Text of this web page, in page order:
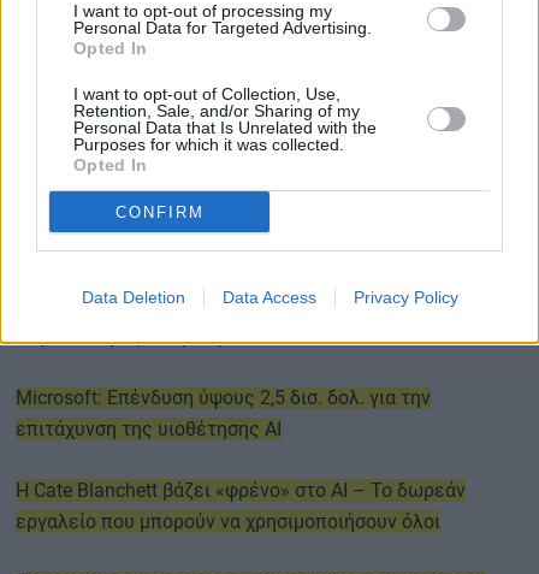
I want to opt-out of processing my
Personal Data for Targeted Advertising.
Opted In
I want to opt-out of Collection, Use,
Retention, Sale, and/or Sharing of my
Personal Data that Is Unrelated with the
Purposes for which it was collected.
Opted In
CONFIRM
Data Deletion Data Access Privacy Policy
Steve Chase, σημείωσε ότι διαμορφώνεται πλέον ένα
σαφές χάσμα ανάμεσα στις επιχειρήσεις όπου η διοίκηση
αναλαμβάνει ενεργό ρόλο και λογοδοσία για τις
επενδύσεις στην AI και σε εκείνες όπου απουσιάζει η
αντίστοιχη ηγετική καθοδήγηση. Έτσι, όπως επισημαίνει
η έκθεση, η αποτελεσματική διακυβέρνηση και η
παρακολούθηση του κόστους εξελίσσονται σε βασικούς
Περισσότερες ειδήσεις
Microsoft: Επένδυση ύψους 2,5 δισ. δολ. για την
επιτάχυνση της υιοθέτησης AI
Η Cate Blanchett βάζει «φρένο» στο AI – Το δωρεάν
εργαλείο που μπορούν να χρησιμοποιήσουν όλοι